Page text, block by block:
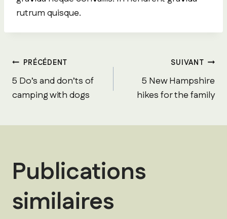
rutrum quisque.
Navigation
de
l’article
PRÉCÉDENT
5 Do’s and don’ts of
camping with dogs
SUIVANT
5 New Hampshire
hikes for the family
Publications
similaires